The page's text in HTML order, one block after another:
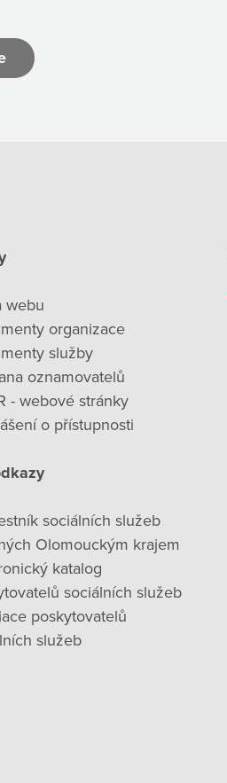
webu
organizace
služby
oznamovatelů
- webové stránky
o přístupnosti
sociálních služeb
Olomouckým krajem
katalog
sociálních služeb
poskytovatelů
služeb